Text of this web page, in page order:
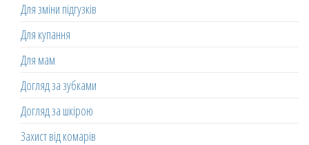
Для зміни підгузків
Для купання
Для мам
Догляд за зубками
Догляд за шкірою
Захист від комарів